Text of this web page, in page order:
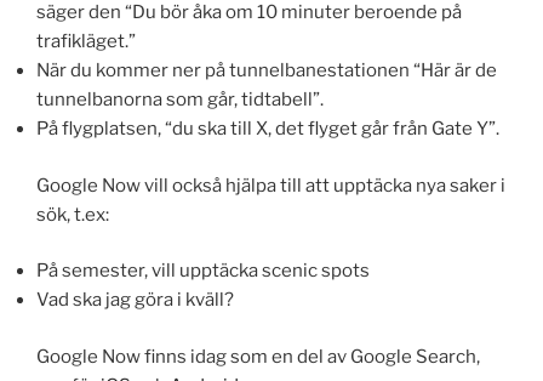
säger den “Du bör åka om 10 minuter beroende på
trafikläget.”
När du kommer ner på tunnelbanestationen “Här är de
tunnelbanorna som går, tidtabell”.
På flygplatsen, “du ska till X, det flyget går från Gate Y”.
Google Now vill också hjälpa till att upptäcka nya saker i
sök, t.ex:
På semester, vill upptäcka scenic spots
Vad ska jag göra i kväll?
Google Now finns idag som en del av Google Search,